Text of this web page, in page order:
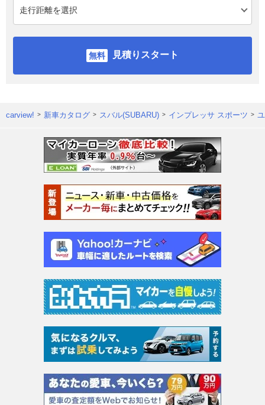
見積りスタート
carview! 新車カタログ スバル(SUBARU) インプレッサ スポーツ